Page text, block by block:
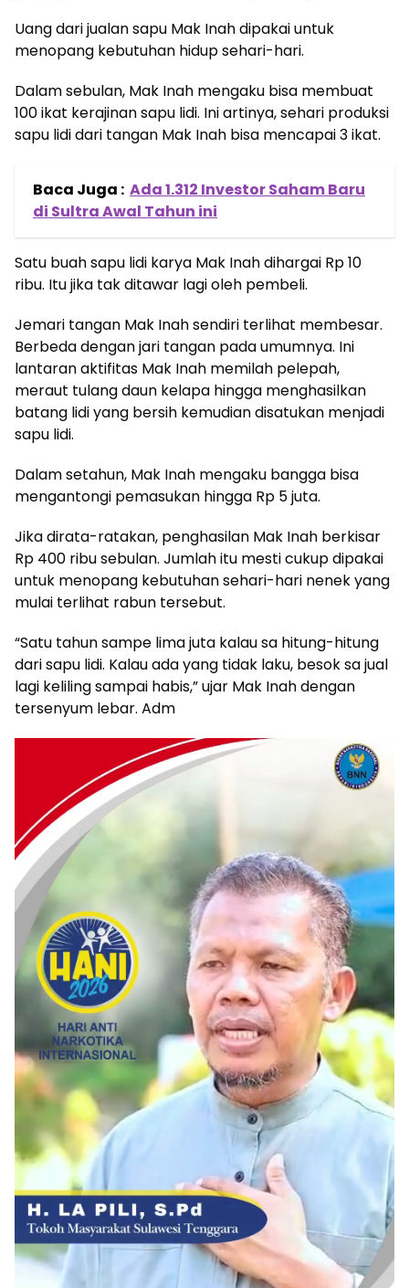
Uang dari jualan sapu Mak Inah dipakai untuk
menopang kebutuhan hidup sehari-hari.
Dalam sebulan, Mak Inah mengaku bisa membuat
100 ikat kerajinan sapu lidi. Ini artinya, sehari produksi
sapu lidi dari tangan Mak Inah bisa mencapai 3 ikat.
Baca Juga : Ada 1.312 Investor Saham Baru
di Sultra Awal Tahun ini
Satu buah sapu lidi karya Mak Inah dihargai Rp 10
ribu. Itu jika tak ditawar lagi oleh pembeli.
Jemari tangan Mak Inah sendiri terlihat membesar.
Berbeda dengan jari tangan pada umumnya. Ini
lantaran aktifitas Mak Inah memilah pelepah,
meraut tulang daun kelapa hingga menghasilkan
batang lidi yang bersih kemudian disatukan menjadi
sapu lidi.
Dalam setahun, Mak Inah mengaku bangga bisa
mengantongi pemasukan hingga Rp 5 juta.
Jika dirata-ratakan, penghasilan Mak Inah berkisar
Rp 400 ribu sebulan. Jumlah itu mesti cukup dipakai
untuk menopang kebutuhan sehari-hari nenek yang
mulai terlihat rabun tersebut.
“Satu tahun sampe lima juta kalau sa hitung-hitung
dari sapu lidi. Kalau ada yang tidak laku, besok sa jual
lagi keliling sampai habis,” ujar Mak Inah dengan
tersenyum lebar. Adm